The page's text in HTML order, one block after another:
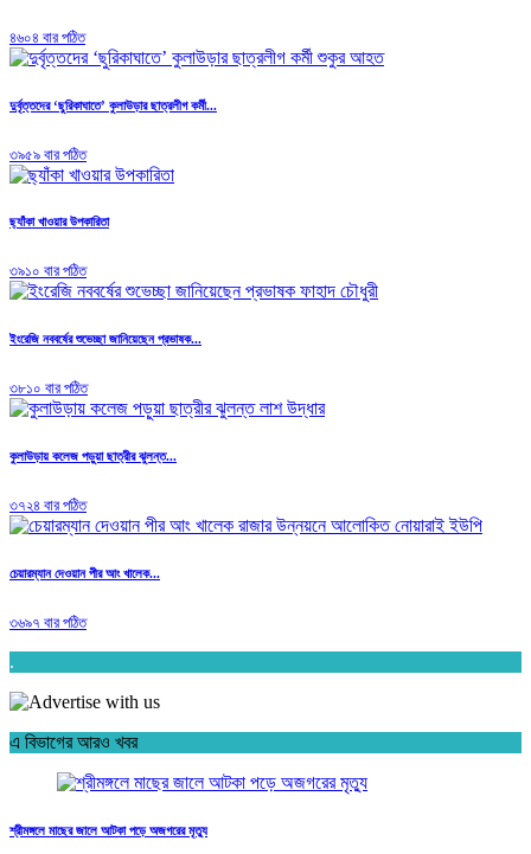
৪৬০৪ বার পঠিত
দুর্বৃত্তদের ‘ছুরিকাঘাতে’ কুলাউড়ার ছাত্রলীগ কর্মী...
৩৯৫৯ বার পঠিত
ছ্যাঁকা খাওয়ার উপকারিতা
৩৯১০ বার পঠিত
ইংরেজি নববর্ষের শুভেচ্ছা জানিয়েছেন প্রভাষক...
৩৮১০ বার পঠিত
কুলাউড়ায় কলেজ পড়ুয়া ছাত্রীর ঝুলন্ত...
৩৭২৪ বার পঠিত
চেয়ারম্যান দেওয়ান পীর আং খালেক...
৩৬৯৭ বার পঠিত
.
এ বিভাগের আরও খবর
শ্রীমঙ্গলে মাছের জালে আটকা পড়ে অজগরের মৃত্যু